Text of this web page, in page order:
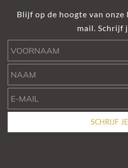
Blijf op de hoogte van onze
mail. Schrijf
SCHRIJF